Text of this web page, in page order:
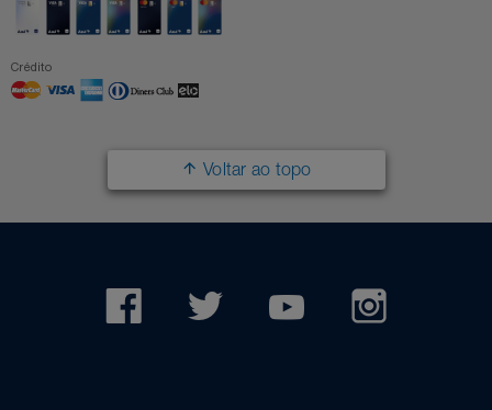
Crédito
Voltar ao topo